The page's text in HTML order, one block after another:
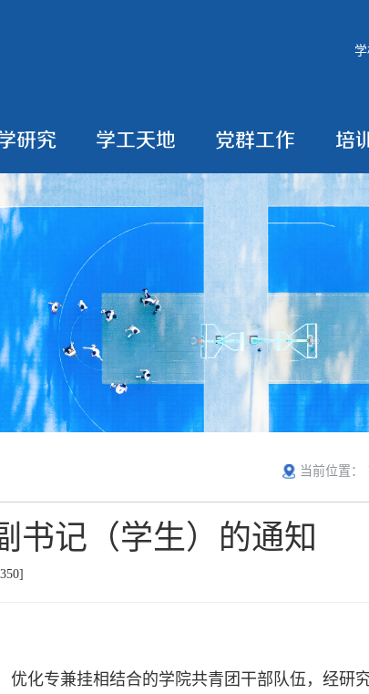
学
研究 学工天地 党群工作 培
当前位置：
书记（学生）的通知
350]
化专兼挂相结合的学院共青团干部队伍，经研